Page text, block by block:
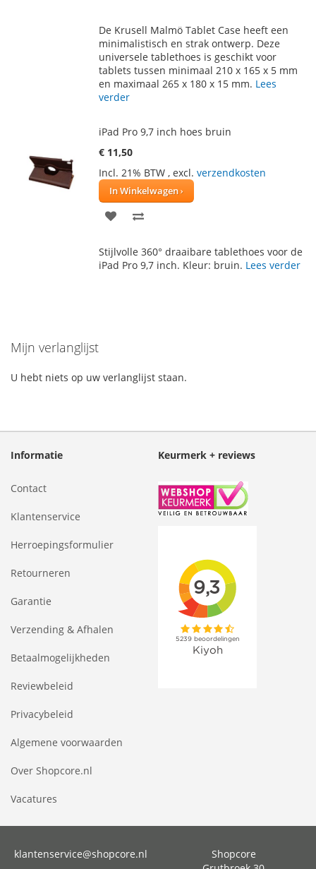
AAN
VERLANGLIJST
TE
VERGELIJKEN
De Krusell Malmö Tablet Case heeft een
minimalistisch en strak ontwerp. Deze
universele tablethoes is geschikt voor
tablets tussen minimaal 210 x 165 x 5 mm
en maximaal 265 x 180 x 15 mm. Lees
verder
iPad Pro 9,7 inch hoes bruin
€ 11,50
Incl. 21% BTW , excl. verzendkosten
In Winkelwagen
VOEG
AAN TE
Stijlvolle 360° draaibare tablethoes voor de
iPad Pro 9,7 inch. Kleur: bruin. Lees verder
Mijn verlanglijst
U hebt niets op uw verlanglijst staan.
Informatie
Contact
Klantenservice
Herroepingsformulier
Retourneren
Garantie
Verzending & Afhalen
Betaalmogelijkheden
Reviewbeleid
Privacybeleid
Algemene voorwaarden
Over Shopcore.nl
Vacatures
Keurmerk + reviews
klantenservice@shopcore.nl
Shopcore